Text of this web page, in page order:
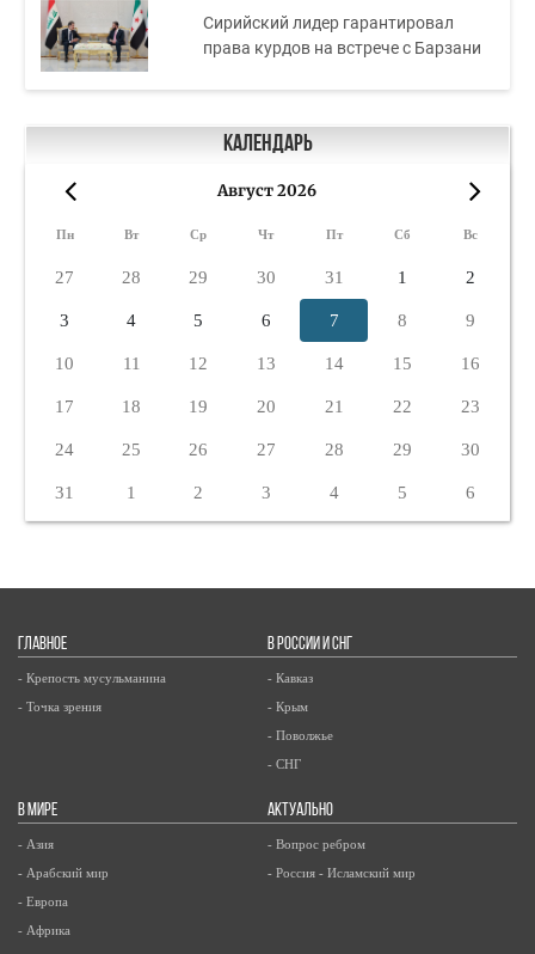
Сирийский лидер гарантировал
права курдов на встрече с Барзани
Календарь
Август 2026
Пн Вт Ср Чт Пт Сб Вс
27 28 29 30 31 1 2
3 4 5 6 7 8 9
10 11 12 13 14 15 16
17 18 19 20 21 22 23
24 25 26 27 28 29 30
31 1 2 3 4 5 6
ГЛАВНОЕ
- Крепость мусульманина
- Точка зрения
В РОССИИ И СНГ
- Кавказ
- Крым
- Поволжье
- СНГ
В МИРЕ
- Азия
- Арабский мир
- Европа
- Африка
АКТУАЛЬНО
- Вопрос ребром
- Россия - Исламский мир